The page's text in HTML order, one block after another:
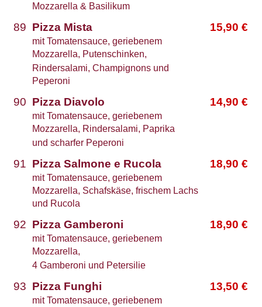
Mozzarella & Basilikum
89 Pizza Mista 15,90 €
mit Tomatensauce, geriebenem
Mozzarella, Putenschinken,
Rindersalami, Champignons und
Peperoni
90 Pizza Diavolo 14,90 €
mit Tomatensauce, geriebenem
Mozzarella, Rindersalami, Paprika
und scharfer Peperoni
91 Pizza Salmone e Rucola 18,90 €
mit Tomatensauce, geriebenem
Mozzarella, Schafskäse, frischem Lachs
und Rucola
92 Pizza Gamberoni 18,90 €
mit Tomatensauce, geriebenem
Mozzarella,
4 Gamberoni und Petersilie
93 Pizza Funghi 13,50 €
mit Tomatensauce, geriebenem